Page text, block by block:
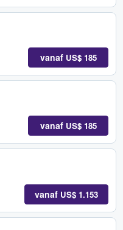
vanaf US$ 185
vanaf US$ 185
vanaf US$ 1.153